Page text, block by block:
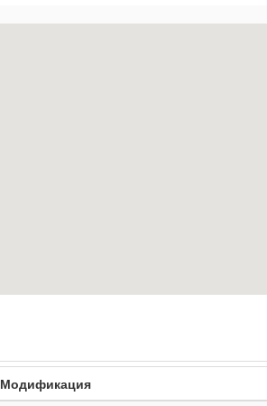
Модификация